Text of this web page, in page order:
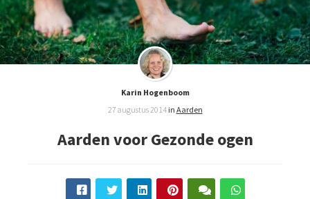
Karin Hogenboom
27 augustus 2014 in Aarden
Aarden voor Gezonde ogen